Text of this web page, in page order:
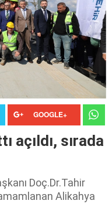
GOOGLE+
açıldı, sırada
Doç.Dr.Tahir
Alikahya